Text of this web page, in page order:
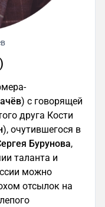
) с говорящей
друга Кости
), очутившегося в
Бурунова,
таланта и
можно
отсылок на